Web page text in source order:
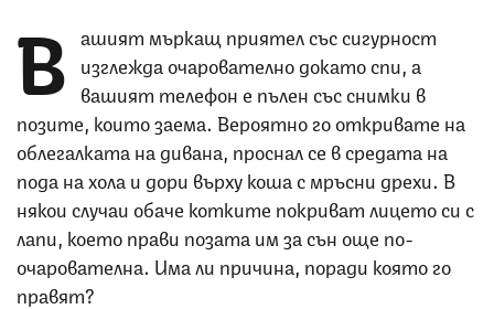
В ашият мъркащ приятел със сигурност
изглежда очарователно докато спи, а
вашият телефон е пълен със снимки в
позите, които заема. Вероятно го откривате на
облегалката на дивана, проснал се в средата на
пода на хола и дори върху коша с мръсни дрехи. В
някои случаи обаче котките покриват лицето си с
лапи, което прави позата им за сън още по-
очарователна. Има ли причина, поради която го
правят?